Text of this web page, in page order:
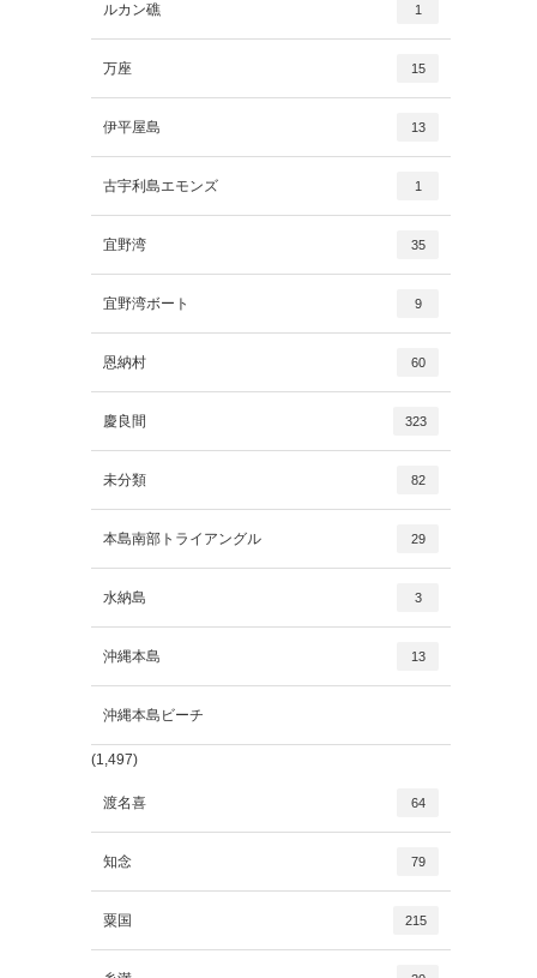
ルカン礁 1
万座 15
伊平屋島 13
古宇利島エモンズ 1
宜野湾 35
宜野湾ボート 9
恩納村 60
慶良間 323
未分類 82
本島南部トライアングル 29
水納島 3
沖縄本島 13
沖縄本島ビーチ
(1,497)
渡名喜 64
知念 79
粟国 215